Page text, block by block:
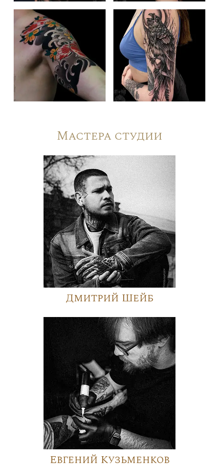
Мастера студии
Дмитрий Шейб
Евгений Кузьменков